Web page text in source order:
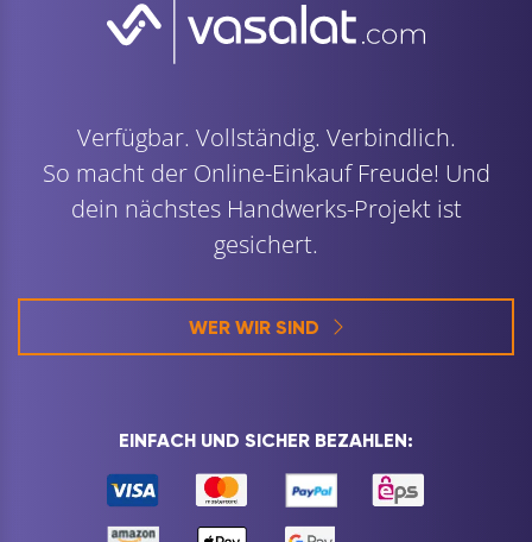
Verfügbar. Vollständig. Verbindlich.
So macht der Online-Einkauf Freude! Und
dein nächstes Handwerks-Projekt ist
gesichert.
WER WIR SIND
EINFACH UND SICHER BEZAHLEN: